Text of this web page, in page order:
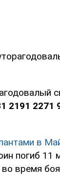
2191 2271
в
погиб 11
время